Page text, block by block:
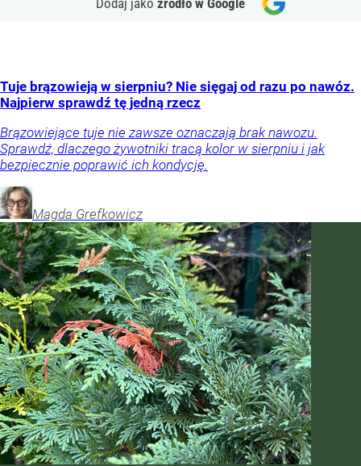
Tuje brązowieją w sierpniu? Nie sięgaj od razu po nawóz.
Najpierw sprawdź tę jedną rzecz
Brązowiejące tuje nie zawsze oznaczają brak nawozu.
Sprawdź, dlaczego żywotniki tracą kolor w sierpniu i jak
bezpiecznie poprawić ich kondycję.
Magda Grefkowicz